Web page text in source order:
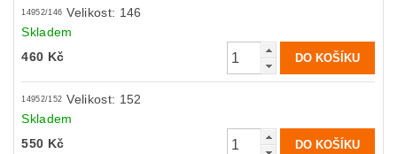
14952/146 Velikost: 146
Skladem
460 Kč
14952/152 Velikost: 152
Skladem
550 Kč